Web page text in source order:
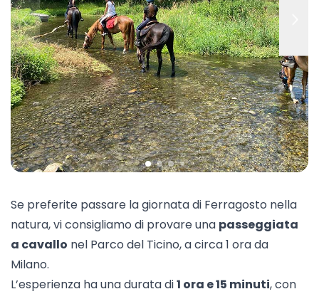
Se preferite passare la giornata di Ferragosto nella
natura, vi consigliamo di provare una passeggiata
a cavallo nel Parco del Ticino, a circa 1 ora da
Milano.
L’esperienza ha una durata di1 ora e 15 minuti, con